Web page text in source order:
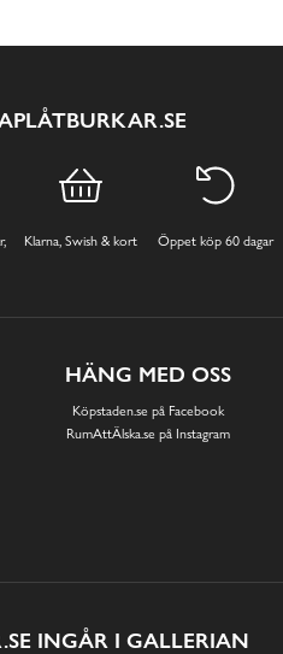
Klarna, Swish & kort Öppet köp 60 dagar
HÄNG MED OSS
Köpstaden.se på Facebook
RumAttÄlska.se på Instagram
INGÅR I GALLERIAN